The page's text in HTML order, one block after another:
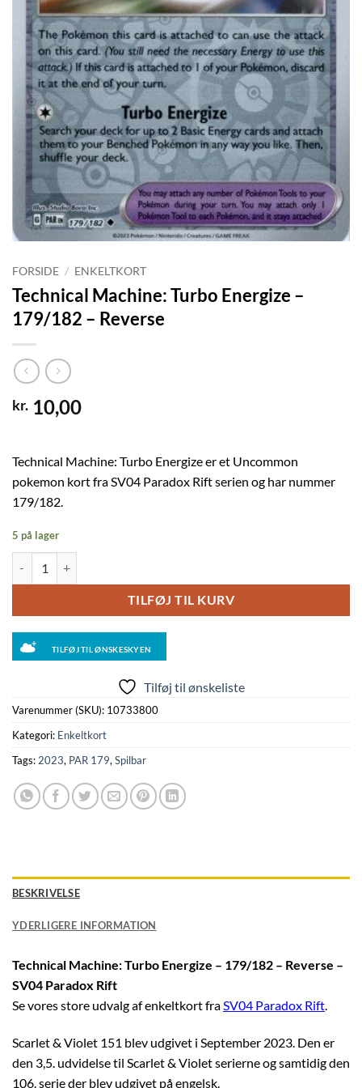
FORSIDE / ENKELTKORT
Technical Machine: Turbo Energize –
179/182 – Reverse
kr. 10,00
Technical Machine: Turbo Energize er et Uncommon
pokemon kort fra SV04 Paradox Rift serien og har nummer
179/182.
5 på lager
TILFØJ TIL KURV
TILFØJ TIL ØNSKESKYEN
Tilføj til ønskeliste
Varenummer (SKU): 10733800
Kategori: Enkeltkort
Tags:2023, PAR 179,Spilbar
BESKRIVELSE
YDERLIGERE INFORMATION
Technical Machine: Turbo Energize – 179/182 – Reverse –
SV04 Paradox Rift
Se vores store udvalg af enkeltkort fraSV04 Paradox Rift.
Scarlet & Violet 151 blev udgivet i September 2023. Den er
den 3,5. udvidelse til Scarlet & Violet serierne og samtidig den
106. serie der blev udgivet på engelsk.